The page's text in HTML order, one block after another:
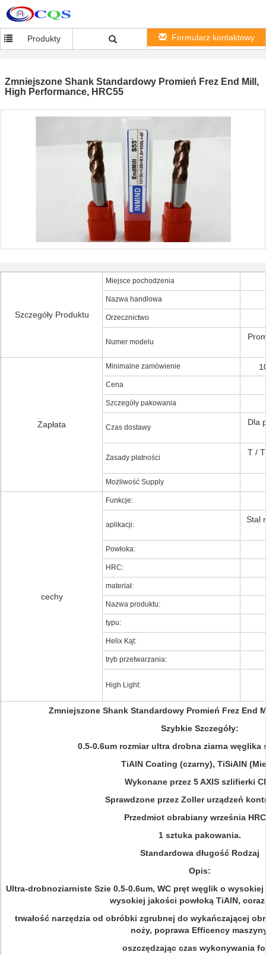
Produkty Formularz kontaktowy
Zmniejszone Shank Standardowy Promień Frez End Mill,
High Performance, HRC55
Szczegóły Produktu
Miejsce pochodzenia
Nazwa handlowa
Orzecznictwo
Numer modelu
Zapłata
Minimalne zamówienie
Cena
Szczegóły pakowania
Czas dostawy
Dla
Zasady płatności
T /
Możliwość Supply
cechy
Funkcje:
aplikacji:
Stal
Powłoka:
HRC:
materiał:
Nazwa produktu:
typu:
Helix Kąt:
tryb przetwarzania:
High Light:
Zmniejszone Shank Standardowy Promień Frez End
Szybkie Szczegóły:
0.5-0.6um rozmiar ultra drobna ziarna węglika
TiAlN Coating (czarny), TiSiAlN
Wykonane przez 5 AXIS szlifierki
Sprawdzone przez Zoller urządzeń
Przedmiot obrabiany września
1 sztuka pakowania.
Standardowa długość Rodzaj
Opis:
Ultra-drobnoziarniste Szie 0.5-0.6um, WC pręt węglik o
wysokiej jakości powłoką TiAlN, coraz
trwałość narzędzia od obróbki zgrubnej do wykańczającej
noży, poprawa Efficency
oszczędzając czas wykonywania